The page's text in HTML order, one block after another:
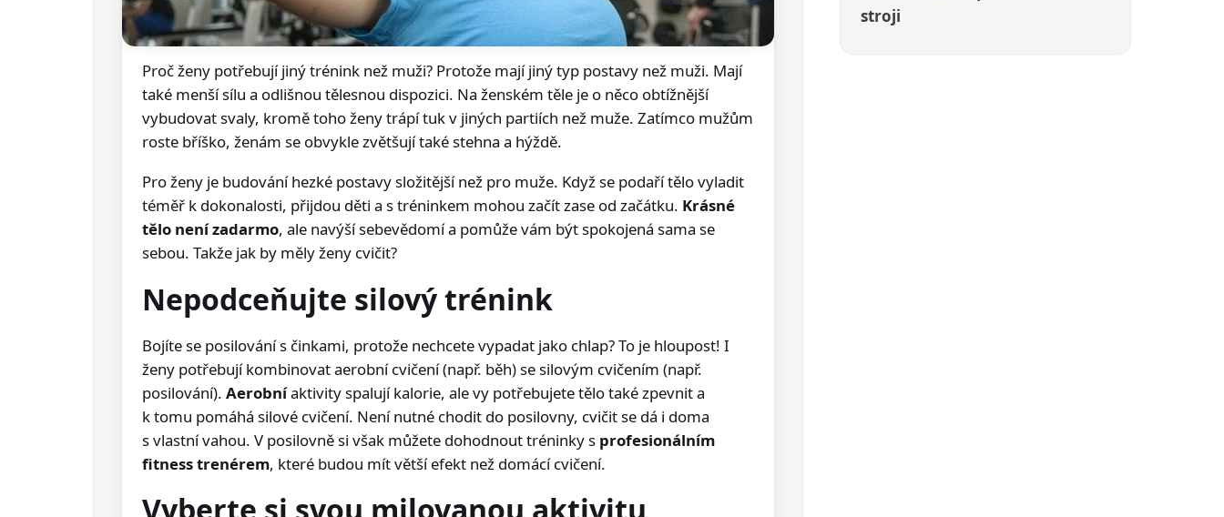
Proč ženy potřebují jiný trénink než muži? Protože mají jiný typ postavy než muži. Mají
také menší sílu a odlišnou tělesnou dispozici. Na ženském těle je o něco obtížnější
vybudovat svaly, kromě toho ženy trápí tuk v jiných partiích než muže. Zatímco mužům
roste bříško, ženám se obvykle zvětšují také stehna a hýždě.
Pro ženy je budování hezké postavy složitější než pro muže. Když se podaří tělo vyladit
téměř k dokonalosti, přijdou děti a s tréninkem mohou začít zase od začátku. Krásné
tělo není zadarmo, ale navýší sebevědomí a pomůže vám být spokojená sama se
sebou. Takže jak by měly ženy cvičit?
Nepodceňujte silový trénink
Bojíte se posilování s činkami, protože nechcete vypadat jako chlap? To je hloupost! I
ženy potřebují kombinovat aerobní cvičení (např. běh) se silovým cvičením (např.
posilování). Aerobníaktivity spalují kalorie, ale vy potřebujete tělo také zpevnit a
k tomu pomáhá silové cvičení. Není nutné chodit do posilovny, cvičit se dá i doma
s vlastní vahou. V posilovně si však můžete dohodnout tréninky s profesionálním
fitness trenérem, které budou mít větší efekt než domácí cvičení.
stroji